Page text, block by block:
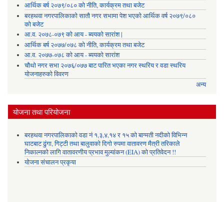
आर्थिक बर्ष २०७९/०८० को नीति, कार्यक्रम तथा बजेट
बरहथवा नगरपालिकाको सातौ नगर सभामा पेश भएको आर्थिक वर्ष २०७९/०८०
को बजेट
आ.व. २०७८-०७९ को आय - ब्ययको सारांश |
आर्थिक बर्ष २०७७/०७८ को नीति, कार्यक्रम तथा बजेट
आ.व. २०७७-०७८ को आय - ब्ययको सारांश
चौथो नगर सभा २०७६/०७७ बाट पारित भएका नगर स्थरिय र वडा स्थरिय
योजनाहरुको विवरण
अन्य
योजना तथा परियोजना
बरहथवा नगरपालिकाको वडा नं १,३,४,१४ र १५ को बाग्मती नदीको विभिन्न
घाटबाट ढुंगा, गिट्टी तथा बालुवाको दिगो रुपमा वातावरण मैत्री तरिकाले
निकाल्नको लागि वातावरणीय प्रभाव मुल्यांकन (EIA) को प्रतिवेदन !!
योजना संचालन प्रकृया